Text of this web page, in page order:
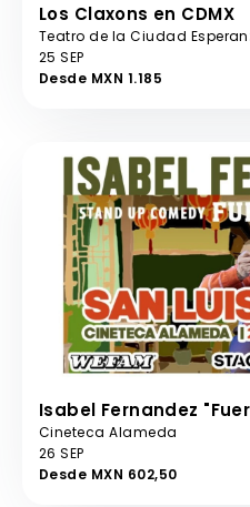
Los Claxons en CDMX
Teatro de la Ciudad
25 SEP
Desde MXN 1.185
Isabel Fernandez
Cineteca Alameda
26 SEP
Desde MXN 602,50